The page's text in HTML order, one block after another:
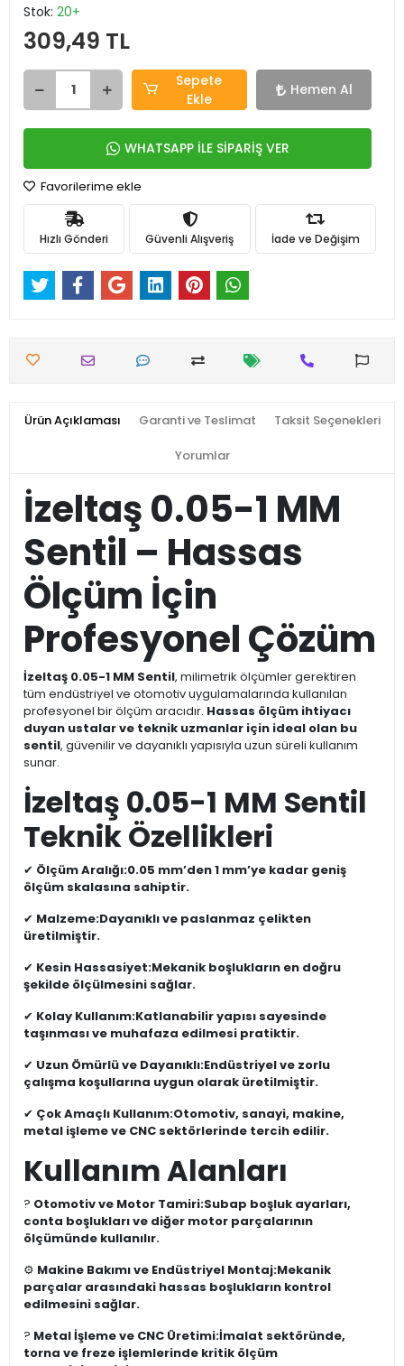
Stok: 20+
309,49 TL
Sepete
Ekle
Hemen Al
WHATSAPP İLE SİPARİŞ VER
Favorilerime ekle
Hızlı Gönderi Güvenli Alışveriş İade ve Değişim
Ürün Açıklaması Garanti ve Teslimat Taksit Seçenekleri
Yorumlar
İzeltaş 0.05-1 MM
Sentil – Hassas
Ölçüm İçin
Profesyonel Çözüm
İzeltaş 0.05-1 MM Sentil, milimetrik ölçümler gerektiren
tüm endüstriyel ve otomotiv uygulamalarında kullanılan
profesyonel bir ölçüm aracıdır. Hassas ölçüm ihtiyacı
duyan ustalar ve teknik uzmanlar için ideal olan bu
sentil, güvenilir ve dayanıklı yapısıyla uzun süreli kullanım
sunar.
İzeltaş 0.05-1 MM Sentil
Teknik Özellikleri
✔ Ölçüm Aralığı:0.05 mm’den 1 mm’ye kadar geniş
ölçüm skalasına sahiptir.
✔ Malzeme:Dayanıklı ve paslanmaz çelikten
üretilmiştir.
✔ Kesin Hassasiyet:Mekanik boşlukların en doğru
şekilde ölçülmesini sağlar.
✔ Kolay Kullanım:Katlanabilir yapısı sayesinde
taşınması ve muhafaza edilmesi pratiktir.
✔ Uzun Ömürlü ve Dayanıklı:Endüstriyel ve zorlu
çalışma koşullarına uygun olarak üretilmiştir.
✔ Çok Amaçlı Kullanım:Otomotiv, sanayi, makine,
metal işleme ve CNC sektörlerinde tercih edilir.
Kullanım Alanları
? Otomotiv ve Motor Tamiri:Subap boşluk ayarları,
conta boşlukları ve diğer motor parçalarının
ölçümünde kullanılır.
⚙ Makine Bakımı ve Endüstriyel Montaj:Mekanik
parçalar arasındaki hassas boşlukların kontrol
edilmesini sağlar.
? Metal İşleme ve CNC Üretimi:İmalat sektöründe,
torna ve freze işlemlerinde kritik ölçüm